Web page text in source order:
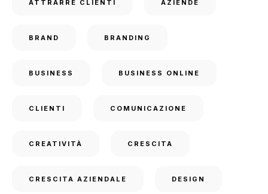
ATTRARRE CLIENTI AZIENDE
BRAND BRANDING
BUSINESS BUSINESS ONLINE
CLIENTI COMUNICAZIONE
CREATIVITÀ CRESCITA
CRESCITA AZIENDALE DESIGN